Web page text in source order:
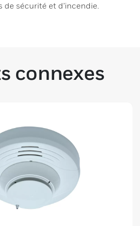
de sécurité et d’incendie.
connexes